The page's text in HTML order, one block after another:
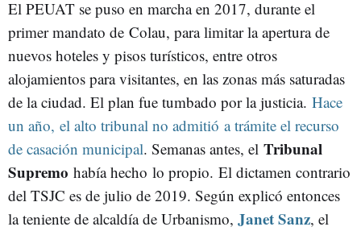
El PEUAT se puso en marcha en 2017, durante el
primer mandato de Colau, para limitar la apertura de
nuevos hoteles y pisos turísticos, entre otros
alojamientos para visitantes, en las zonas más saturadas
de la ciudad. El plan fue tumbado por la justicia. Hace
un año, el alto tribunal no admitió a trámite el recurso
de casación municipal. Semanas antes, el Tribunal
Supremo había hecho lo propio. El dictamen contrario
del TSJC es de julio de 2019. Según explicó entonces
la teniente de alcaldía de Urbanismo, Janet Sanz, el